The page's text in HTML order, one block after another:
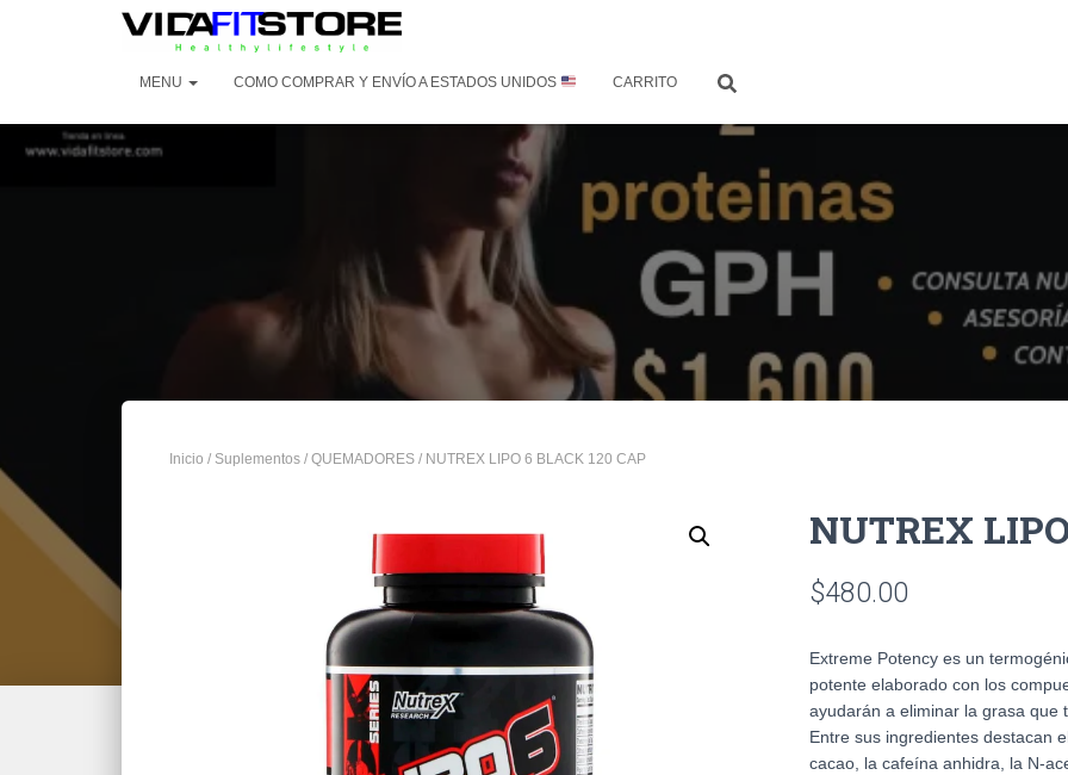
MENU COMO COMPRAR Y ENVÍO A ESTADOS UNIDOS CARRITO
Inicio / Suplementos / QUEMADORES / NUTREX LIPO 6 BLACK 120 CAP
NUTREX
$480.00
Extreme Potency es un
potente elaborado con los
ayudarán a eliminar la grasa que
Entre sus ingredientes destacan
cacao, la cafeína anhidra, la N-